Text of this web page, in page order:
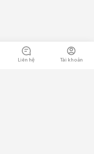
Liên hệ Tài khoản